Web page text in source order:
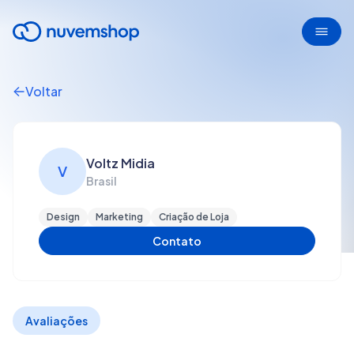
Voltar
V Voltz Midia
Brasil
Design Marketing Criação de Loja
Contato
Avaliações